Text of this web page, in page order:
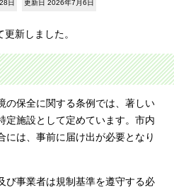
日 更新日 2026年7月6日
新しました。
の保全に関する条例では、著しい
定施設として定めています。市内
には、事前に届け出が必要となり
び事業者は規制基準を遵守する必